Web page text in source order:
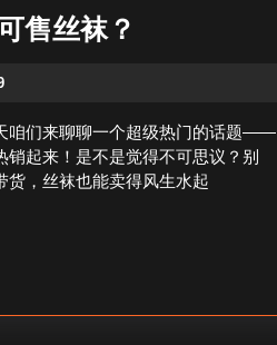
售丝袜？
播
带
货
咱们来聊聊一个超级热门的话题——
起来！是不是觉得不可思议？别
货，丝袜也能卖得风生水起